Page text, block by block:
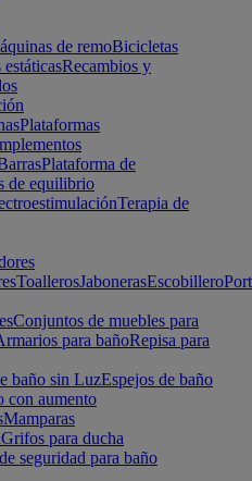
de remoBicicletas
Recambios y
Plataformas
Plataforma de
de equilibrio
Terapia de
ToallerosJabonerasEscobillero
Conjuntos de muebles para
para bañoRepisa para
baño sin LuzEspejos de baño
con aumento
Mamparas
Grifos para ducha
seguridad para baño